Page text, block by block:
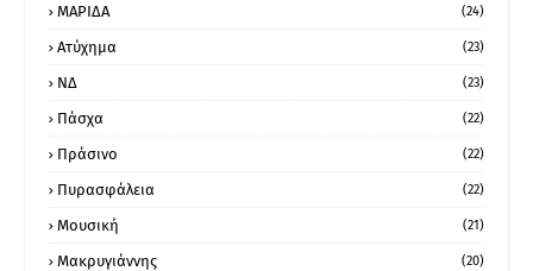
ΜΑΡΙΔΑ (24)
Ατύχημα (23)
ΝΔ (23)
Πάσχα (22)
Πράσινο (22)
Πυρασφάλεια (22)
Μουσική (21)
Μακρυγιάννης (20)